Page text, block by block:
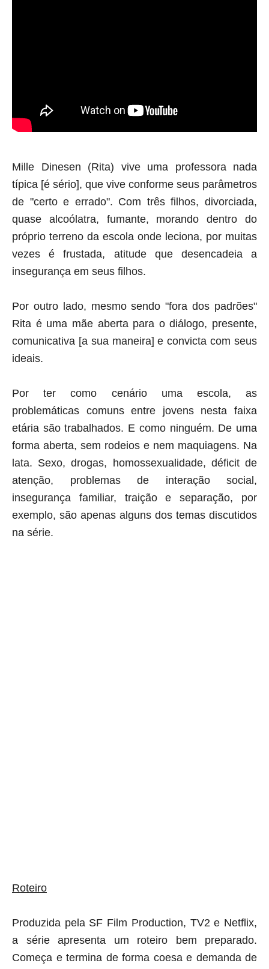
Mille Dinesen (Rita) vive uma professora nada
típica [é sério], que vive conforme seus parâmetros
de "certo e errado". Com três filhos, divorciada,
quase alcoólatra, fumante, morando dentro do
próprio terreno da escola onde leciona, por muitas
vezes é frustada, atitude que desencadeia a
insegurança em seus filhos.
Por outro lado, mesmo sendo "fora dos padrões"
Rita é uma mãe aberta para o diálogo, presente,
comunicativa [a sua maneira] e convicta com seus
ideais.
Por ter como cenário uma escola, as
problemáticas comuns entre jovens nesta faixa
etária são trabalhados. E como ninguém. De uma
forma aberta, sem rodeios e nem maquiagens. Na
lata. Sexo, drogas, homossexualidade, déficit de
atenção, problemas de interação social,
insegurança familiar, traição e separação, por
exemplo, são apenas alguns dos temas discutidos
na série.
Roteiro
Produzida pela SF Film Production, TV2 e Netflix,
a série apresenta um roteiro bem preparado.
Começa e termina de forma coesa e demanda de